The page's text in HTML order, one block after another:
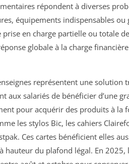
répondent à diverses
équipements indispensables ou
prise en charge partielle ou totale
globale à la charge
représentent une solution
aux salariés de bénéficier d’une
pour acquérir des produits à la
les stylos Bic, les cahiers
Ces cartes bénéficient elles
hauteur du plafond légal. En 2025,